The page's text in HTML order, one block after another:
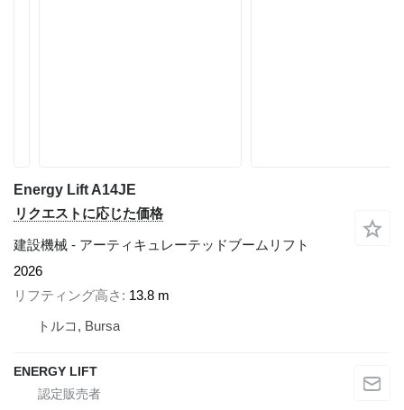
Energy Lift A14JE
リクエストに応じた価格
建設機械 - アーティキュレーテッドブームリフト
2026
リフティング高さ
13.8 m
トルコ, Bursa
ENERGY LIFT